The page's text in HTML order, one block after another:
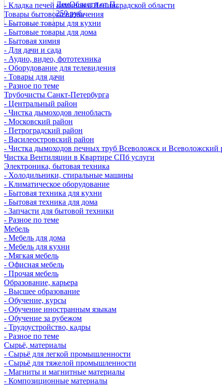
ЛенОбласти от П..
250 руб.
- Кладка печей каминов в Ленинградской области
Товары бытового назначения
- Бытовые товары для кухни
- Бытовые товары для дома
- Бытовая химия
- Для дачи и сада
- Аудио, видео, фототехника
- Оборудование для телевидения
- Товары для дачи
- Разное по теме
Трубочисты Санкт-Петербурга
- Центральный район
- Чистка дымоходов ленобласть
- Московский район
- Петроградский район
- Василеостровский район
- Чистка дымоходов печных труб Всеволожск и Всеволожский
Чистка Вентиляции в Квартире СПб услуги
Электроника, бытовая техника
- Холодильники, стиральные машины
- Климатическое оборудование
- Бытовая техника для кухни
- Бытовая техника для дома
- Запчасти для бытовой техники
- Разное по теме
Мебель
- Мебель для дома
- Мебель для кухни
- Мягкая мебель
- Офисная мебель
- Прочая мебель
Образование, карьера
- Высшее образование
- Обучение, курсы
- Обучение иностранным языкам
- Обучение за рубежом
- Трудоустройство, кадры
- Разное по теме
Сырьё, материалы
- Сырьё для легкой промышленности
- Сырьё для тяжелой промышленности
- Магниты и магнитные материалы
- Композиционные материалы